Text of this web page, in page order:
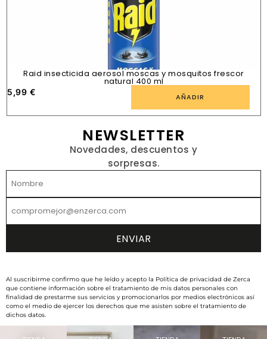
Raid insecticida aerosol moscas y mosquitos frescor
natural 400 ml
5,99 € AÑADIR
NEWSLETTER
Novedades, descuentos y
sorpresas.
Al suscribirme confirmo que he leído y acepto la Política de privacidad de Zerca
que contiene información sobre el tratamiento de mis datos personales con
finalidad de prestarme sus servicios y promocionarlos por medios electrónicos así
como el medio de ejercer los derechos que me asisten sobre el tratamiento de
dichos datos.